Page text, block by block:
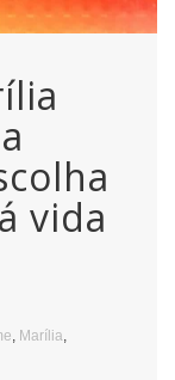
vida
Marília